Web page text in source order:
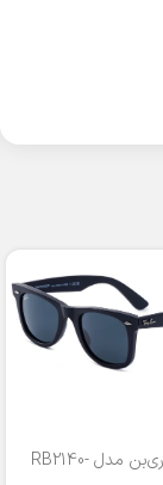
عینک آفتابی ری‌بن مدل RB2140-